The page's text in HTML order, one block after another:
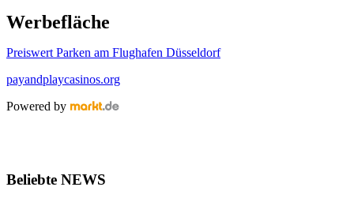
Werbefläche
Preiswert Parken am Flughafen Düsseldorf
payandplaycasinos.org
Powered by
Beliebte NEWS